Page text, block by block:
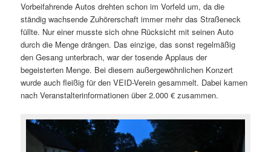
Vorbeifahrende Autos drehten schon im Vorfeld um, da die
ständig wachsende Zuhörerschaft immer mehr das Straßeneck
füllte. Nur einer musste sich ohne Rücksicht mit seinen Auto
durch die Menge drängen. Das einzige, das sonst regelmäßig
den Gesang unterbrach, war der tosende Applaus der
begeisterten Menge. Bei diesem außergewöhnlichen Konzert
wurde auch fleißig für den VEID-Verein gesammelt. Dabei kamen
nach Veranstalterinformationen über 2.000 € zusammen.